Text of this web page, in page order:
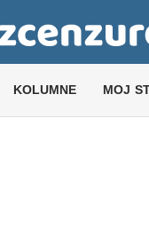
KOLUMNE MOJ